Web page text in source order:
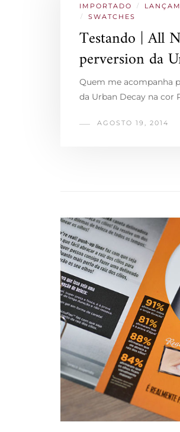
IMPORTADO /
/ SWATCHES
Testando | All
perversion da
Quem me acompanha
da Urban Decay na cor
AGOSTO 19, 2014